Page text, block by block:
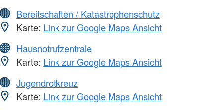
Bereitschaften / Katastrophenschutz
Karte: Link zur Google Maps Ansicht
Hausnotrufzentrale
Karte: Link zur Google Maps Ansicht
Jugendrotkreuz
Karte: Link zur Google Maps Ansicht